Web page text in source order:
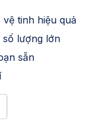
tinh hiệu quả
số lượng lớn
sẵn